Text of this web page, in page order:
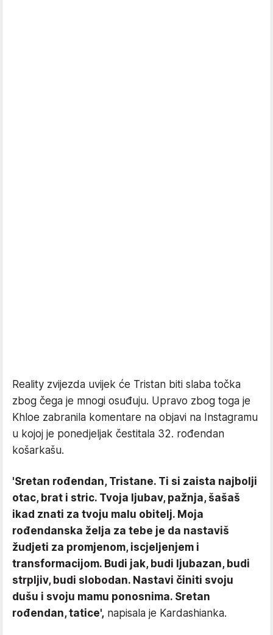
Reality zvijezda uvijek će Tristan biti slaba točka
zbog čega je mnogi osuđuju. Upravo zbog toga je
Khloe zabranila komentare na objavi na Instagramu
u kojoj je ponedjeljak čestitala 32. rođendan
košarkašu.
'Sretan rođendan, Tristane. Ti si zaista najbolji
otac, brat i stric. Tvoja ljubav, pažnja, šašaš
ikad znati za tvoju malu obitelj. Moja
rođendanska želja za tebe je da nastaviš
žudjeti za promjenom, iscjeljenjem i
transformacijom. Budi jak, budi ljubazan, budi
strpljiv, budi slobodan. Nastavi činiti svoju
dušu i svoju mamu ponosnima. Sretan
rođendan, tatice', napisala je Kardashianka.